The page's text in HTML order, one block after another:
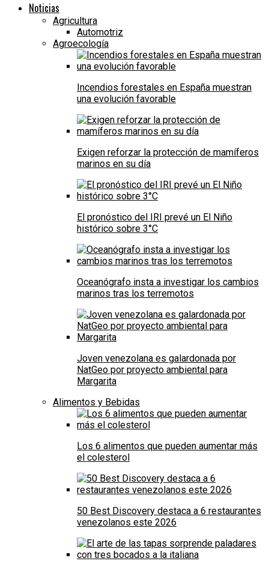
Noticias
Agricultura
Automotriz
Agroecología
Incendios forestales en España muestran
una evolución favorable
Exigen reforzar la protección de mamíferos
marinos en su día
El pronóstico del IRI prevé un El Niño
histórico sobre 3°C
Oceanógrafo insta a investigar los cambios
marinos tras los terremotos
Joven venezolana es galardonada por
NatGeo por proyecto ambiental para
Margarita
Alimentos y Bebidas
Los 6 alimentos que pueden aumentar más
el colesterol
50 Best Discovery destaca a 6 restaurantes
venezolanos este 2026